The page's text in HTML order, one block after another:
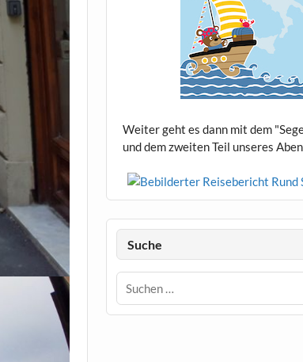
Weiter geht es dann mit dem
und dem zweiten Teil unseres
Suche